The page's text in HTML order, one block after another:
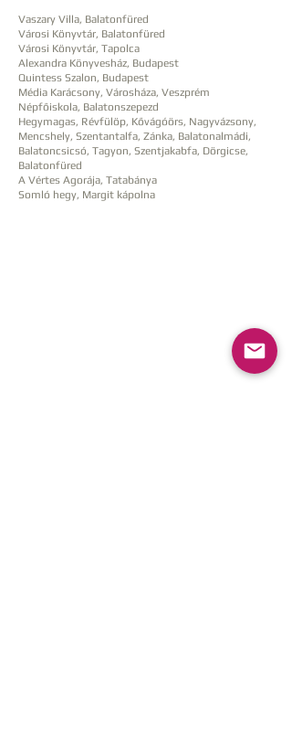
Vaszary Villa, Balatonfüred
Városi Könyvtár, Balatonfüred
Városi Könyvtár, Tapolca
Alexandra Könyvesház, Budapest
Quintess Szalon, Budapest
Média Karácsony, Városháza, Veszprém
Népfőiskola, Balatonszepezd
Hegymagas, Révfülöp, Kővágóörs, Nagyvázsony,
Mencshely, Szentantalfa, Zánka, Balatonalmádi,
Balatoncsicsó, Tagyon, Szentjakabfa, Dörgicse,
Balatonfüred
A Vértes Agorája, Tatabánya
Somló hegy, Margit kápolna